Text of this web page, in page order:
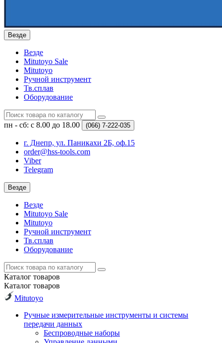
Везде
Везде
Mitutoyo Sale
Mitutoyo
Ручной инструмент
Тв.сплав
Оборудование
пн - сб: с 8.00 до 18.00 (066) 7-222-035
г. Днепр, ул. Паникахи 2Б, оф.15
order@hss-tools.com
Viber
Telegram
Везде
Везде
Mitutoyo Sale
Mitutoyo
Ручной инструмент
Тв.сплав
Оборудование
Каталог товаров
Каталог товаров
Mitutoyo
Ручные измерительные инструменты и системы
передачи данных
Беспроводные наборы